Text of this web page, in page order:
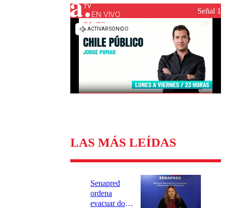
Universidad de Chile
Sustentabilidad
EN VIVO Señal 1
LAS MÁS LEÍDAS
Senapred
ordena
evacuar dos